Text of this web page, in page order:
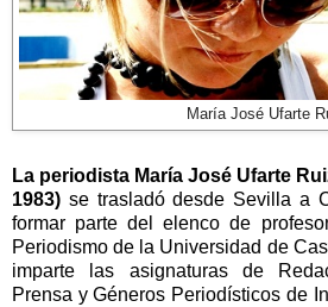
María José Ufarte
La periodista María José Ufarte
1983) se trasladó desde Sevilla a
formar parte del elenco de
Periodismo de la Universidad de
imparte las asignaturas de
Prensa y Géneros Periodísticos de